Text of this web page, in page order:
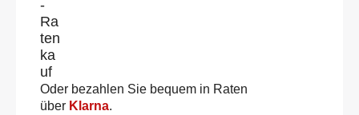
Oder bezahlen Sie bequem in Raten
über Klarna.